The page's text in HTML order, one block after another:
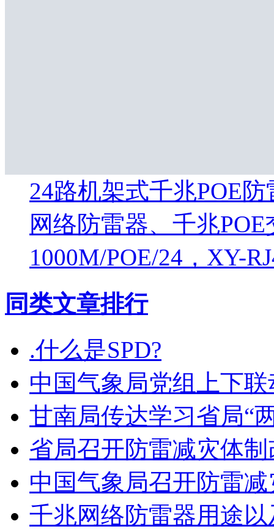
24路机架式千兆POE
网络防雷器、千兆
1000M/POE/24，XY-
同类文章排行
.什么是SPD?
中国气象局党组上下
甘南局传达学习省局“
省局召开防雷减灾体
中国气象局召开防雷
千兆网络防雷器用途